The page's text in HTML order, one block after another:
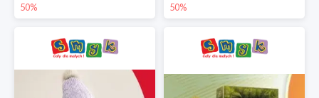
50% 50%